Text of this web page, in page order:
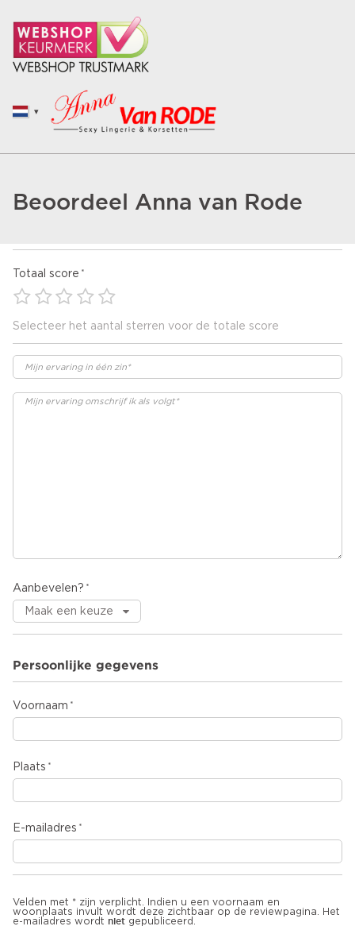
Beoordeel Anna van Rode
Totaal score
Selecteer het aantal sterren voor de totale score
Aanbevelen?
Persoonlijke gegevens
Voornaam
Plaats
E-mailadres
Velden met * zijn verplicht. Indien u een voornaam en
woonplaats invult wordt deze zichtbaar op de reviewpagina. Het
e-mailadres wordt niet gepubliceerd.